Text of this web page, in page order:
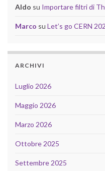
Aldo su Importare filtri di
Marco su Let’s go CERN
ARCHIVI
Luglio 2026
Maggio 2026
Marzo 2026
Ottobre 2025
Settembre 2025